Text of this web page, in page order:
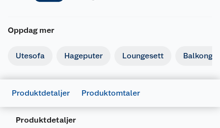
Oppdag mer
Utesofa Hageputer Loungesett
Produktdetaljer Produktomtaler
Produktdetaljer